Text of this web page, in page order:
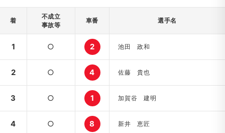
着
不成立
事故等
車番 選手名
1 ○ 2 池田 政和
2 ○ 4 佐藤 貴也
3 ○ 1 加賀谷 建明
4 ○ 8 新井 恵匠